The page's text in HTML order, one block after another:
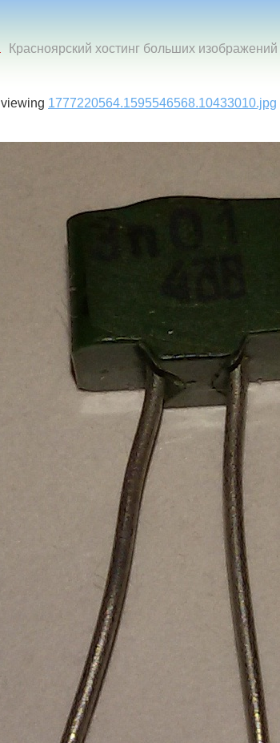
Красноярский хостинг больших изображений
viewing 1777220564.1595546568.10433010.jpg